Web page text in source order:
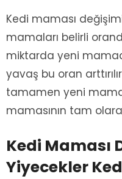
Kedi maması
mamaları belirli
miktarda yeni
yavaş bu oran
tamamen yeni
mamasının tam
Kedi Maması
Yiyecekler